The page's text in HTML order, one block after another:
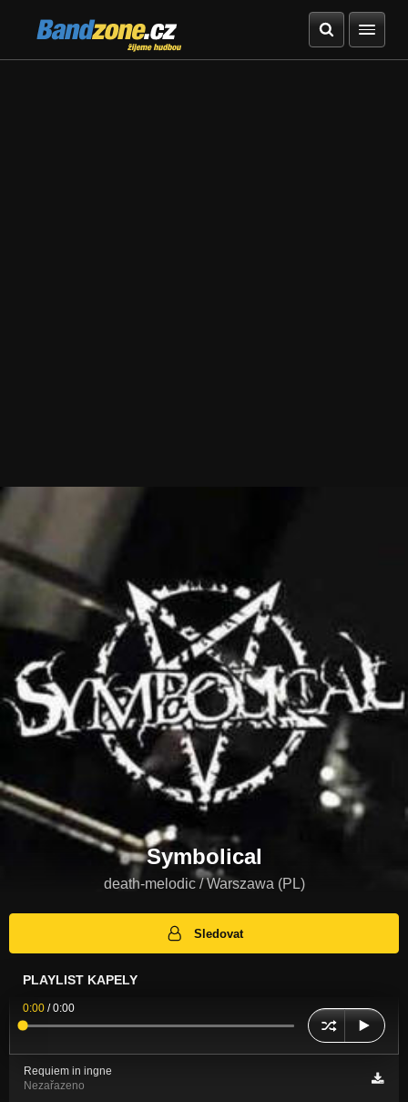
Bandzone.cz
žijeme hudbou
Symbolical
death-melodic / Warszawa (PL)
Sledovat
PLAYLIST KAPELY
0:00 /0:00
Requiem in ingne
Nezařazeno